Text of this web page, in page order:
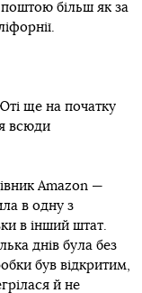
поштою більш як за
ще на початку
всюди
Amazon —
в одну з
в інший штат.
днів була без
був відкритим,
й не